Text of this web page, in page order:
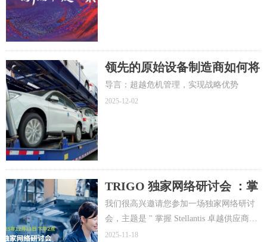
领先的原始设备制造商如何将
供应链波动性转化为竞争优势
导言：超越危机管理，实现战略优势
2025-12-02
TRIGO 独家网络研讨会 ：掌
握 Stellantis 的供应商要求
我们很高兴邀请您参加一场独家网络研讨
会，主题是 " 掌握 Stellantis 卓越供应商成
功密码"： 通过APQP、PPAP 和 MRS 的实
2025-11-18